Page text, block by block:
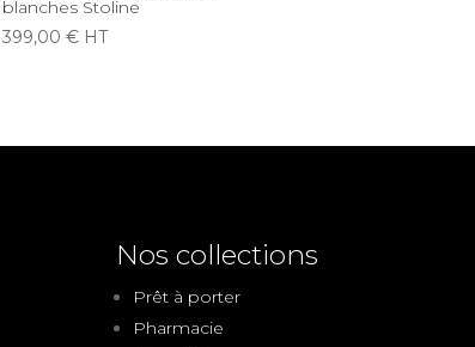
blanches Stoline
399,00 € HT
Nos collections
Prêt à porter
Pharmacie